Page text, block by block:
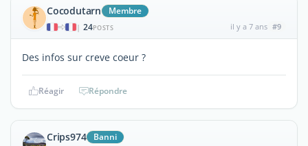
Cocodutarn Membre
| 24POSTS il y a 7 ans #9
Des infos sur creve coeur ?
Réagir Répondre
Crips974 Banni